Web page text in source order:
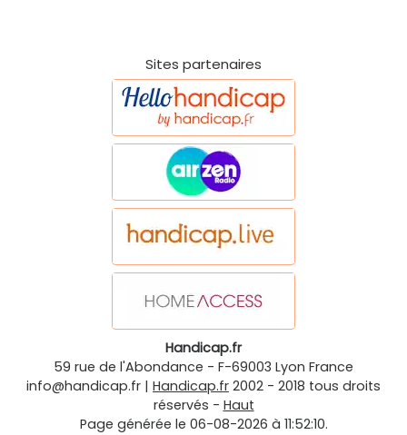
Sites partenaires
Handicap.fr
59 rue de l'Abondance - F-69003 Lyon France
info@handicap.fr | Handicap.fr 2002 - 2018 tous droits
réservés - Haut
Page générée le 06-08-2026 à 11:52:10.